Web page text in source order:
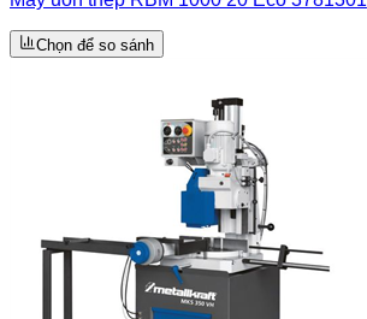
Chọn để so sánh